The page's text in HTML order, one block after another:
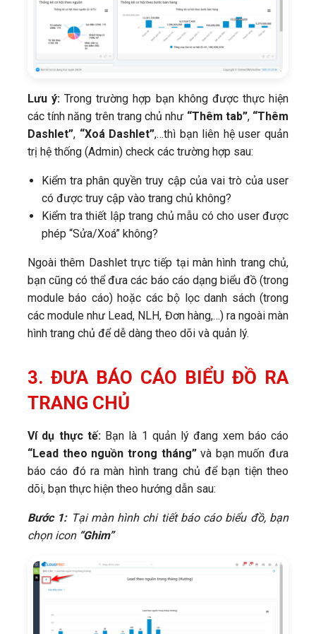
Lưu ý: Trong trường hợp bạn không được thực hiện
các tính năng trên trang chủ như “Thêm tab”, “Thêm
Dashlet”, “Xoá Dashlet”,…thì bạn liên hệ user quản
trị hệ thống (Admin) check các trường hợp sau:
Kiểm tra phân quyền truy cập của vai trò của user
có được truy cập vào trang chủ không?
Kiểm tra thiết lập trang chủ mẫu có cho user được
phép “Sửa/Xoá” không?
Ngoài thêm Dashlet trực tiếp tại màn hình trang chủ,
bạn cũng có thể đưa các báo cáo dạng biểu đồ (trong
module báo cáo) hoặc các bộ lọc danh sách (trong
các module như Lead, NLH, Đơn hàng,…) ra ngoài màn
hình trang chủ để dễ dàng theo dõi và quản lý.
3. ĐƯA BÁO CÁO BIỂU ĐỒ RA
TRANG CHỦ
Ví dụ thực tế:Bạn là 1 quản lý đang xem báo cáo
“Lead theo nguồn trong tháng”và bạn muốn đưa
báo cáo đó ra màn hình trang chủ để bạn tiện theo
dõi, bạn thực hiện theo hướng dẫn sau:
Bước 1:Tại màn hình chi tiết báo cáo biểu đồ, bạn
chọn icon ​ “Ghim”